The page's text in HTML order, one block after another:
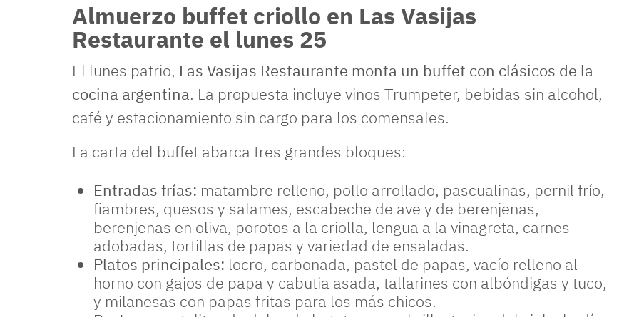
Almuerzo buffet criollo en Las Vasijas
Restaurante el lunes 25
El lunes patrio, Las Vasijas Restaurante monta un buffet con clásicos de la
cocina argentina. La propuesta incluye vinos Trumpeter, bebidas sin alcohol,
café y estacionamiento sin cargo para los comensales.
La carta del buffet abarca tres grandes bloques:
Entradas frías: matambre relleno, pollo arrollado, pascualinas, pernil frío,
fiambres, quesos y salames, escabeche de ave y de berenjenas,
berenjenas en oliva, porotos a la criolla, lengua a la vinagreta, carnes
adobadas, tortillas de papas y variedad de ensaladas.
Platos principales: locro, carbonada, pastel de papas, vacío relleno al
horno con gajos de papa y cabutia asada, tallarines con albóndigas y tuco,
y milanesas con papas fritas para los más chicos.